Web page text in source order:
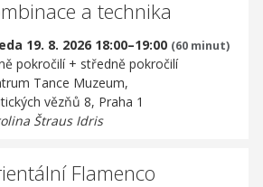
a technika
19. 8. 2026 18:00–19:00 (60 minut)
pokročilí + středně pokročilí
Tance Muzeum,
vězňů 8, Praha 1
Štraus Idris
Flamenco